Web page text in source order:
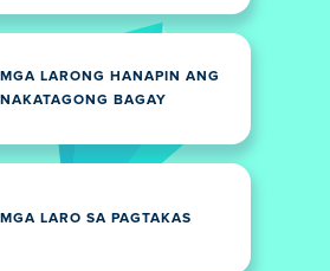
MGA LARONG HANAPIN ANG
NAKATAGONG BAGAY
MGA LARO SA PAGTAKAS